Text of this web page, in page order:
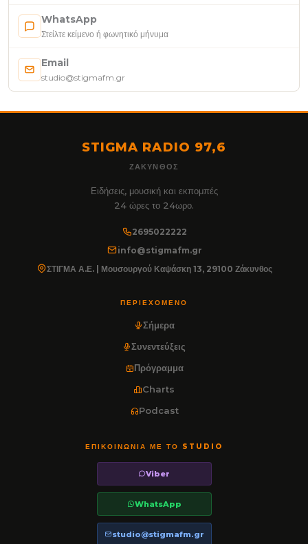
WhatsApp
Στείλτε κείμενο ή φωνητικό μήνυμα
Email
studio@stigmafm.gr
STIGMA RADIO 97,6
ΖΆΚΥΝΘΟΣ
Ειδήσεις, μουσική και εκπομπές
24 ώρες το 24ωρο.
2695022222
info@stigmafm.gr
ΣΤΙΓΜΑ Α.Ε. | Μουσουργού Καψάσκη 13, 29100 Ζάκυνθος
ΠΕΡΙΕΧΌΜΕΝΟ
Σήμερα
Συνεντεύξεις
Πρόγραμμα
Charts
Podcast
ΕΠΙΚΟΙΝΩΝΊΑ ΜΕ ΤΟ STUDIO
Viber
WhatsApp
studio@stigmafm.gr